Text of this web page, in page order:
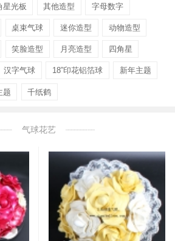
星光板 其他造型 字母数字
桌束气球 迷你造型 动物造型
笑脸造型 月亮造型 四角星
汉字气球 18”印花铝箔球 新年主题
题 千纸鹤
气球花艺